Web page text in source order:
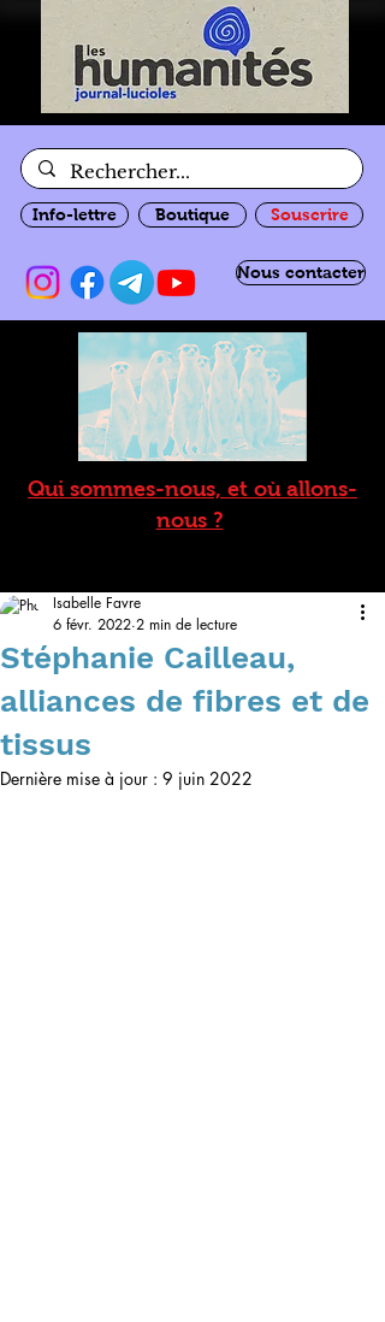
Info-lettre Boutique Souscrire
Nous contacter
Qui sommes-nous, et où allons-
nous ?
Stéphanie Cailleau,
alliances de fibres et de
tissus
Isabelle Favre
6 févr. 2022 2 min de lecture
Dernière mise à jour : 9 juin 2022